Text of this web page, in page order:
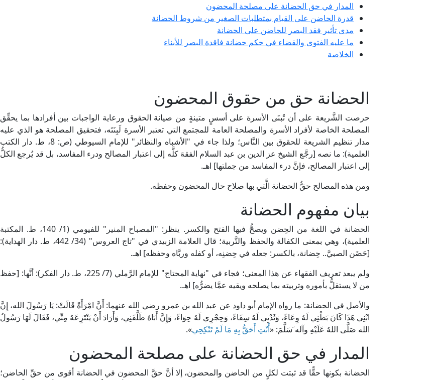
المدار في حق الحضانة على مصلحة المحضون
قدرة الحاضن على القيام بمتطلبات الصغير من شروط الحضانة
مدى تأثير فقد البصر للحاضن على الحضانة
ما عليه الفتوى والقضاء في حكم حضانة فاقدة البصر للأبناء
الخلاصة
الحضانة حق من حقوق المحضون
حرصت الشَّريعة على أن تُبنَى الأسرة على أسسٍ متينةٍ من صيانة الحقوق ورعاية الواجبات بين أفرادها بما يحقِّق
المصلحة الخاصة لأفراد الأسرة والمصلحة العامة للمجتمع التي تعتبر الأسرة لَبِنَتَه، فتحقيق المصلحة هو الذي عليه
مدار تنظيم الشريعة للحقوق بين النَّاس؛ ولذا جاء في "الأشباه والنظائر" للإمام السيوطي (ص: 8، ط. دار الكتب
العلمية): ما نصه [رجَّع الشيخ عز الدين بن عبد السلام الفقهَ كلَّه إلى اعتبار المصالح ودرء المفاسد، بل قد يُرجع الكلُّ
إلى اعتبار المصالح، فإنَّ درء المفاسد من جملتها] اهـ.
ومن هذه المصالح حقُّ الحضانة الَّتي بها صلاح حال المحضون وحفظه.
بيان مفهوم الحضانة
الحضانة في اللغة من الحِضن ويصحُّ فيها الفتح والكسر. ينظر: "المصباح المنير" للفيومي (1/ 140، ط. المكتبة
العلمية)، وهي بمعنى الكفالة والحفظ والتَّربية؛ قال العلامة الزبيدي في "تاج العروس" (34/ 442، ط. دار الهداية):
[حَضَن الصبيَّ.. حِضانة، بالكسر: جعله في حِضنِه، أو كفله وربَّاه وحفظه] اهـ.
ولم يبعد تعريف الفقهاء عن هذا المعنى؛ فجاء في "نهاية المحتاج" للإمام الرَّملي (7/ 225، ط. دار الفكر): أنَّها: [حفظ
من لا يستقلُّ بأموره وتربيته بما يصلحه ويقيه عمَّا يضرُّه] اهـ.
والأصل في الحضانة: ما رواه الإمام أبو داود عن عبد الله بن عمرو رضي الله عنهما: أَنَّ امْرَأَةً قَالَتْ: يَا رَسُولَ الله، إِنَّ
ابْنِي هَذَا كَانَ بَطْنِي لَهُ وِعَاءً، وَثَدْيِي لَهُ سِقَاءً، وَحِجْرِي لَهُ حِوَاءً، وَإِنَّ أَبَاهُ طَلَّقَنِي، وَأَرَادَ أَنْ يَنْتَزِعَهُ مِنِّي، فَقَالَ لَهَا رَسُولُ
الله صَلَّى اللهُ عَلَيْهِ وآله َسَلَّمَ: «أَنْتِ أَحَقُّ بِهِ مَا لَمْ تَنْكِحِي».
المدار في حق الحضانة على مصلحة المحضون
الحضانة بكونها حقًّا قد ثبتت لكلٍ من الحاضن والمحضون، إلا أنَّ حقَّ المحضون في الحضانة أقوى من حقِّ الحاضن؛